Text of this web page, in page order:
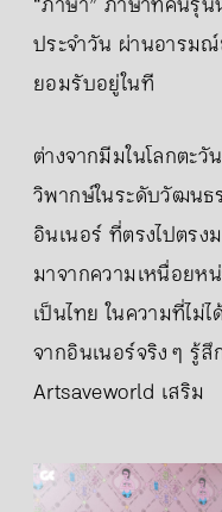
ประจำวัน ผ่านอารม
ยอมรับอยู่ในที
ต่างจากมีมในโลกตะ
วิพากษ์ในระดับวัฒน
อินเนอร์ ที่ตรงไปตรง
มาจากความเหนื่อยห
เป็นไทย ในความที่ไม่
จากอินเนอร์จริง ๆ รู้สึ
Artsaveworld เสริม